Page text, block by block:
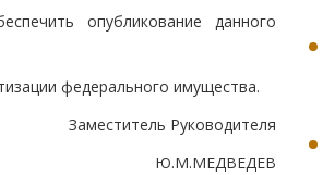
опубликование данного
федерального имущества.
Заместитель Руководителя
Ю.М.МЕДВЕДЕВ